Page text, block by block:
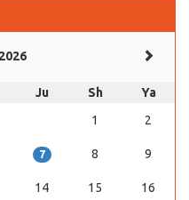
Ju Sh
Ya
1
2
7 8 9
14 15 16